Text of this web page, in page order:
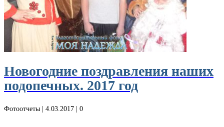
Новогодние поздравления наших
подопечных. 2017 год
Фотоотчеты | 4.03.2017 | 0